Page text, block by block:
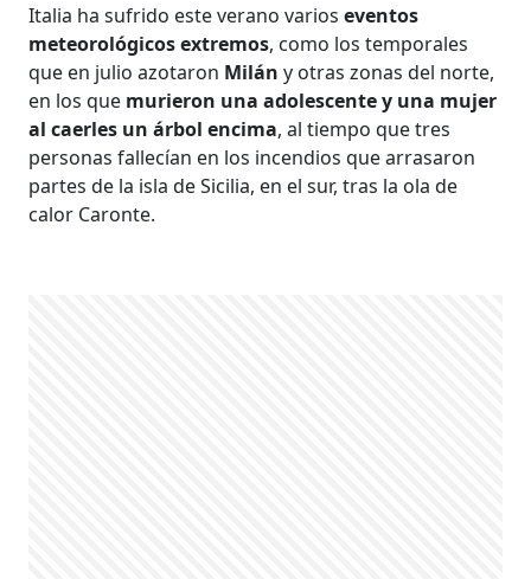
Italia ha sufrido este verano varioseventos
meteorológicos extremos, como los temporales
que en julio azotaron Milány otras zonas del norte,
en los que murieron una adolescente y una mujer
al caerles un árbol encima, al tiempo que tres
personas fallecían en los incendios que arrasaron
partes de la isla de Sicilia, en el sur, tras la ola de
calor Caronte.